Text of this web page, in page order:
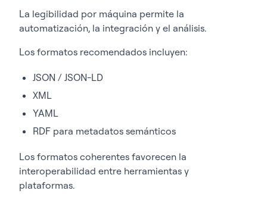
La legibilidad por máquina permite la
automatización, la integración y el análisis.
Los formatos recomendados incluyen:
JSON / JSON-LD
XML
YAML
RDF para metadatos semánticos
Los formatos coherentes favorecen la
interoperabilidad entre herramientas y
plataformas.